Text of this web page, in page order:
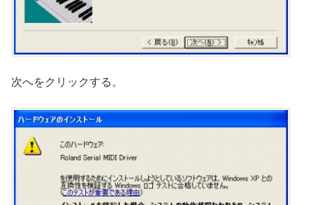
次へをクリックする。